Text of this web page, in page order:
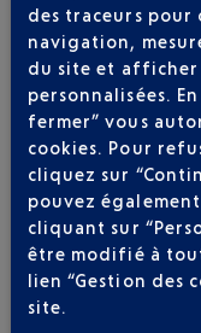
Réserver un vol
Aller / Retour
Aller
des traceurs pour
navigation,
du site et afficher
personnalisées.
fermer” vous
cookies. Pour
cliquez sur
pouvez
cliquant sur
être modifié à
lien “Gestion des
site.